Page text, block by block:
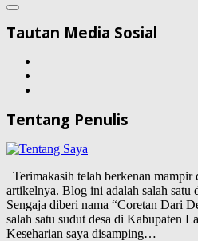
Tautan Media Sosial
Tentang Penulis
Terimakasih telah berkenan mampir
artikelnya. Blog ini adalah salah satu
Sengaja diberi nama “Coretan Dari
salah satu sudut desa di Kabupaten
Keseharian saya disamping…